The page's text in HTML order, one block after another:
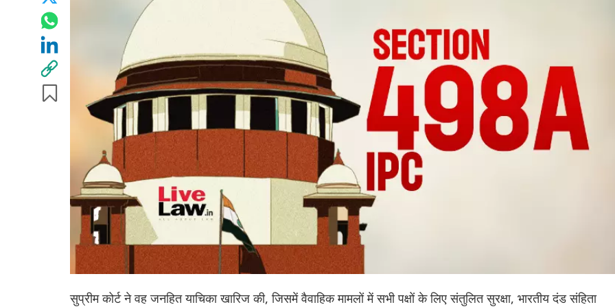
सुप्रीम कोर्ट ने वह जनहित याचिका खारिज की, जिसमें वैवाहिक मामलों में सभी पक्षों के लिए संतुलित सुरक्षा, भारतीय दंड संहिता